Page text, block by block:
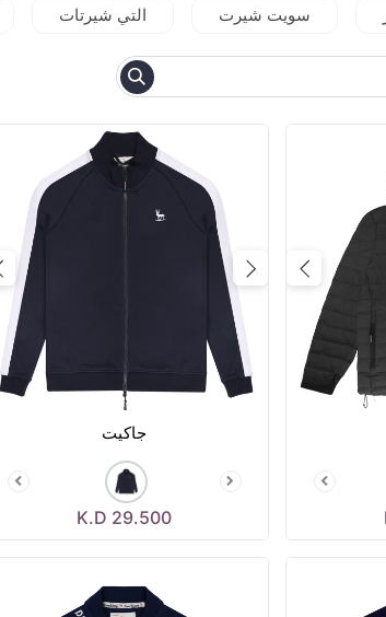
سويت شيرت التي شيرتات
Next
Previous
جاكيت
29.500